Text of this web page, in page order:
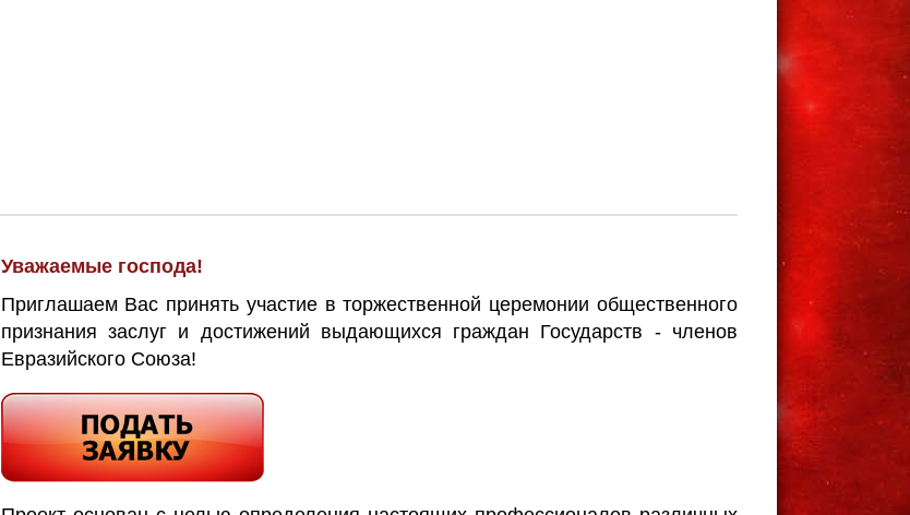
Уважаемые господа!
Приглашаем Вас принять участие в торжественной церемонии общественного
признания заслуг и достижений выдающихся граждан Государств - членов
Евразийского Союза!